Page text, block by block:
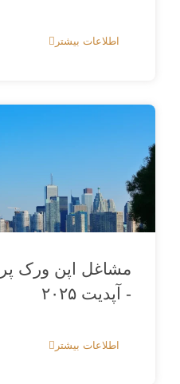
اطلاعات بیشتر
مشاغل اپن ورک
- آپدیت ۲۰۲۵
اطلاعات بیشتر